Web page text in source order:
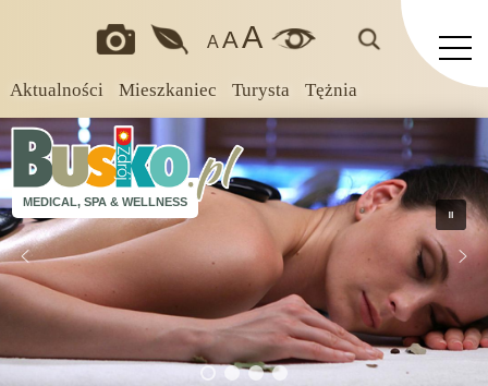
Aktualności Mieszkaniec Turysta Tężnia
A AA
MEDICAL, SPA & WELLNESS